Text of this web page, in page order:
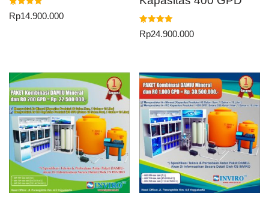
Dinilai
5.00
Rp14.900.000
Dinilai
5.00
Rp24.900.000